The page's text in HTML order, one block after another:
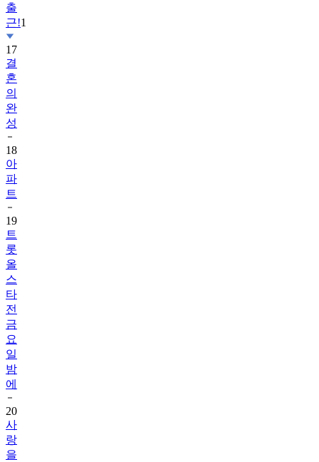
출
근!1
17
결
혼
의
완
성
18
아
파
트
19
트
롯
올
스
타
전
금
요
일
밤
에
20
사
랑
을